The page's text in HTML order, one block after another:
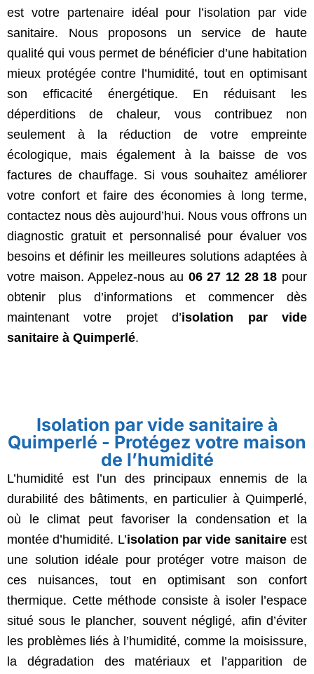
est votre partenaire idéal pour l’isolation par vide
sanitaire. Nous proposons un service de haute
qualité qui vous permet de bénéficier d’une habitation
mieux protégée contre l’humidité, tout en optimisant
son efficacité énergétique. En réduisant les
déperditions de chaleur, vous contribuez non
seulement à la réduction de votre empreinte
écologique, mais également à la baisse de vos
factures de chauffage. Si vous souhaitez améliorer
votre confort et faire des économies à long terme,
contactez nous dès aujourd’hui. Nous vous offrons un
diagnostic gratuit et personnalisé pour évaluer vos
besoins et définir les meilleures solutions adaptées à
votre maison. Appelez-nous au 06 27 12 28 18 pour
obtenir plus d’informations et commencer dès
maintenant votre projet d’isolation par vide
sanitaire à Quimperlé.
Isolation par vide sanitaire à
Quimperlé - Protégez votre maison
de l’humidité
L’humidité est l’un des principaux ennemis de la
durabilité des bâtiments, en particulier à Quimperlé,
où le climat peut favoriser la condensation et la
montée d’humidité. L’isolation par vide sanitaireest
une solution idéale pour protéger votre maison de
ces nuisances, tout en optimisant son confort
thermique. Cette méthode consiste à isoler l’espace
situé sous le plancher, souvent négligé, afin d’éviter
les problèmes liés à l’humidité, comme la moisissure,
la dégradation des matériaux et l’apparition de